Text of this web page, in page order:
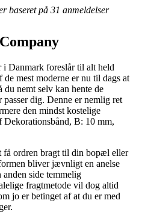
baseret på 31 anmeldelser
i Danmark foreslår til alt held
mest moderne er nu til dags at
du nemt selv kan hente de
dig. Denne er nemlig ret
den mindst kostelige
B: 10 mm,
få ordren bragt til din bopæl eller
bliver jævnligt en anelse
side temmelig
fragtmetode vil dog altid
jo er betinget af at du er med